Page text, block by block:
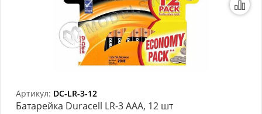
Артикул: DC-LR-3-12
Батарейка Duracell LR-3 AAA, 12 шт